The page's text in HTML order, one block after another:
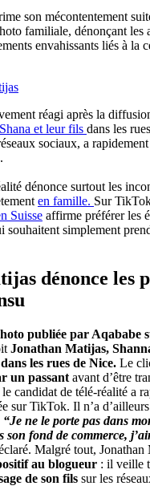
son mécontentement
familiale, dénonçant les
envahissants liés à la
réagi après la
et leur fils dans les
sociaux, a
dénonce surtout les
en famille. Sur
Suisse affirme préférer les
souhaitent simplement
dénonce les
publiée par Aqababe
Jonathan Matijas,
les rues de Nice. Le
un passant avant d’être
candidat de télé-réalité a
sur TikTok. Il n’a
“Je ne le porte pas dans
son fond de commerce,
Malgré tout, Jonathan
au blogueur : il veille
de son fils sur les